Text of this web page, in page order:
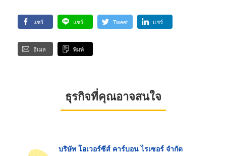
แชร์ แชร์ Tweet แชร์
อีเมล พิมพ์
ธุรกิจที่คุณอาจสนใจ
บริษัท โอเวอร์ซีส์ คาร์บอน ไรเซอร์ จำกัด